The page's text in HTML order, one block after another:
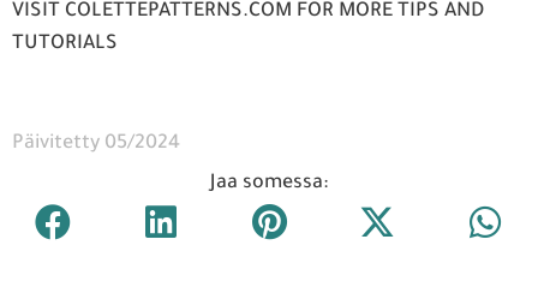
VISIT COLETTEPATTERNS.COM FOR MORE TIPS AND
TUTORIALS
Päivitetty 05/2024
Jaa somessa: